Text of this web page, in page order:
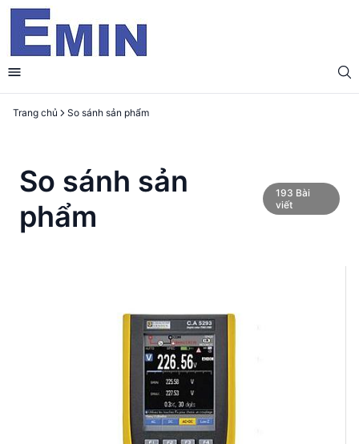
Trang chủ So sánh sản phẩm
So sánh sản
phẩm
193 Bài
viết